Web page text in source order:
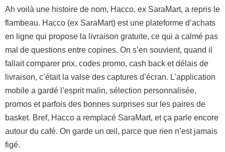
Ah voilà une histoire de nom, Hacco, ex SaraMart, a repris le
flambeau. Hacco (ex SaraMart) est une plateforme d’achats
en ligne qui propose la livraison gratuite, ce qui a calmé pas
mal de questions entre copines. On s’en souvient, quand il
fallait comparer prix, codes promo, cash back et délais de
livraison, c’était la valse des captures d’écran. L’application
mobile a gardé l’esprit malin, sélection personnalisée,
promos et parfois des bonnes surprises sur les paires de
basket. Bref, Hacco a remplacé SaraMart, et ça parle encore
autour du café. On garde un œil, parce que rien n’est jamais
figé.